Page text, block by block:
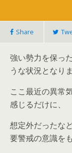
Share
強い勢力を保っ
うな状況となり
ここ最近の異常
感じるだけに、
想定外だったな
要警戒の意識を